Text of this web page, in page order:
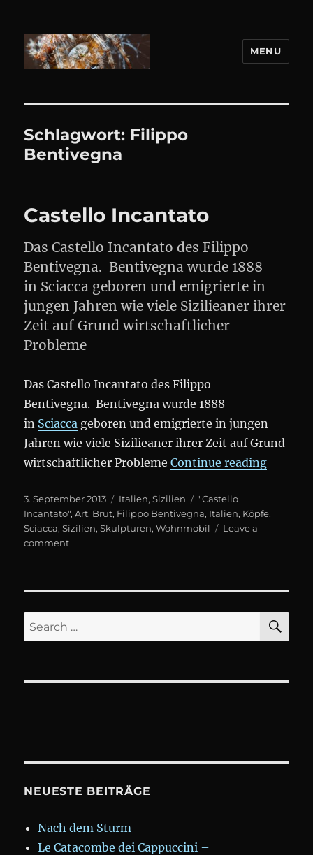
MENU
Schlagwort: Filippo
Bentivegna
Castello Incantato
Das Castello Incantato des Filippo
Bentivegna. Bentivegna wurde 1888
in Sciacca geboren und emigrierte in
jungen Jahren wie viele Sizilieaner ihrer
Zeit auf Grund wirtschaftlicher
Probleme
Das Castello Incantato des Filippo
Bentivegna. Bentivegna wurde 1888
in Sciacca geboren und emigrierte in jungen
Jahren wie viele Sizilieaner ihrer Zeit auf Grund
wirtschaftlicher ProblemeContinue reading
Posted
on
3. September 2013 Categories
Italien,Sizilien Tags
"Castello
Incantato",Art, Brut, Filippo Bentivegna, Italien, Köpfe,
Sciacca,Sizilien,Skulpturen,Wohnmobil
Leave a
commenton
Search
for:
NEUESTE BEITRÄGE
Nach dem Sturm
Le Catacombe dei Cappuccini –